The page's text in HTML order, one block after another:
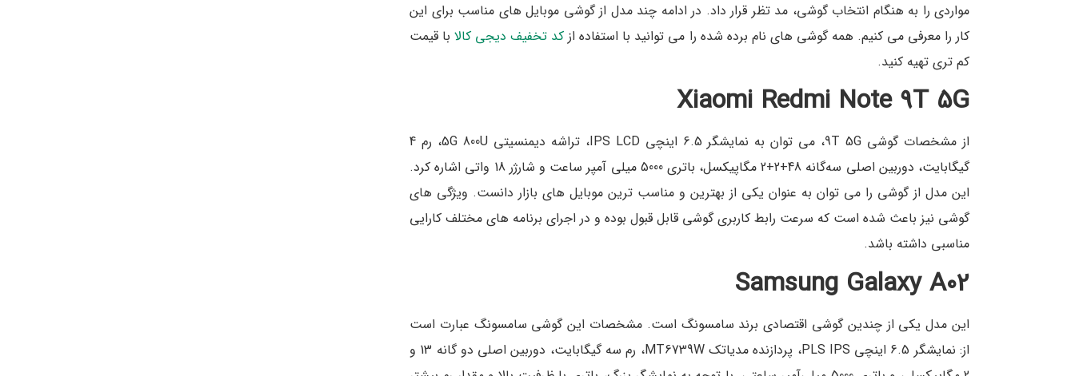
مواردی را به هنگام انتخاب گوشی، مد تظر قرار داد. در ادامه چند مدل از گوشی موبایل های مناسب برای این
کار را معرفی می کنیم. همه گوشی های نام برده شده را می توانید با استفاده از کد تخفیف دیجی کالا با قیمت
کم تری تهیه کنید.
Xiaomi Redmi Note 9T 5G
از مشخصات گوشی 9T 5G، می توان به نمایشگر 6.5 اینچی IPS LCD، تراشه دیمنسیتی 5G 800U، رم 4
گیگابایت، دوربین اصلی سه‌گانه 48+2+2 مگاپیکسل، باتری 5000 میلی ‌آمپر ساعت و شارژر 18 واتی اشاره کرد.
این مدل از گوشی را می توان به عنوان یکی از بهترین و مناسب ترین موبایل های بازار دانست. ویژگی های
گوشی نیز باعث شده است که سرعت رابط کاربری گوشی قابل قبول بوده و در اجرای برنامه های مختلف کارایی
مناسبی داشته باشد.
Samsung Galaxy A02
این مدل یکی از چندین گوشی اقتصادی برند سامسونگ است. مشخصات این گوشی سامسونگ عبارت است
از: نمایشگر 6.5 اینچی PLS IPS، پردازنده مدیاتک MT6739W، رم سه گیگابایت، دوربین اصلی دو گانه 13 و